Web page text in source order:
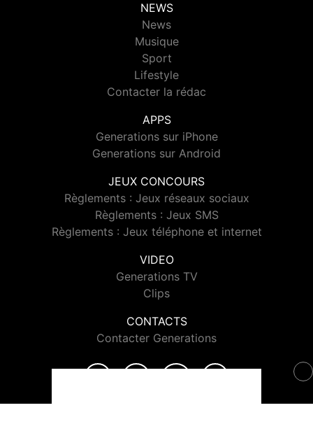
NEWS
News
Musique
Sport
Lifestyle
Contacter la rédac
APPS
Generations sur iPhone
Generations sur Android
JEUX CONCOURS
Règlements : Jeux réseaux sociaux
Règlements : Jeux SMS
Règlements : Jeux téléphone et internet
VIDEO
Generations TV
Clips
CONTACTS
Contacter Generations